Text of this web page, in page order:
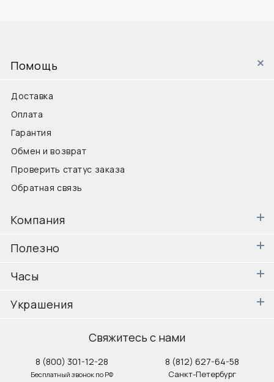
Помощь
Доставка
Оплата
Гарантия
Обмен и возврат
Проверить статус заказа
Обратная связь
Компания
Полезно
Часы
Украшения
Свяжитесь с нами
8 (800) 301-12-28
Бесплатный звонок по РФ
8 (812) 627-64-58
Санкт-Петербург